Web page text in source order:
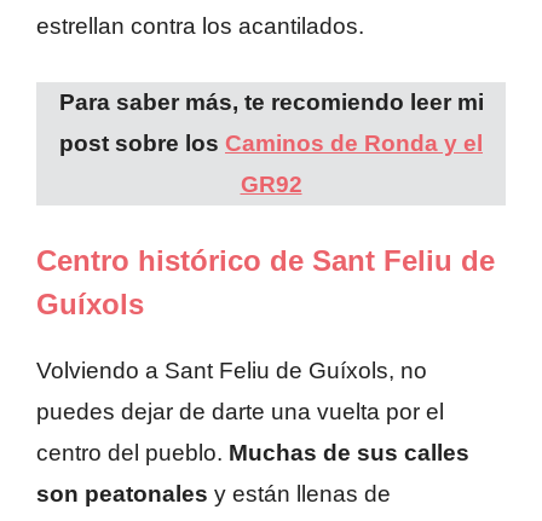
estrellan contra los acantilados.
Para saber más, te recomiendo leer mi
post sobre los Caminos de Ronda y el
GR92
Centro histórico de Sant Feliu de
Guíxols
Volviendo a Sant Feliu de Guíxols, no
puedes dejar de darte una vuelta por el
centro del pueblo. Muchas de sus calles
son peatonales y están llenas de